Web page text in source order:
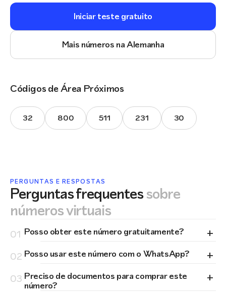
Iniciar teste gratuito
Mais números na Alemanha
Códigos de Área Próximos
32 800 511 231 30
PERGUNTAS E RESPOSTAS
Perguntas frequentessobre
números virtuais
01 Posso obter este número gratuitamente? +
02 Posso usar este número com o WhatsApp? +
03 Preciso de documentos para comprar este
número? +